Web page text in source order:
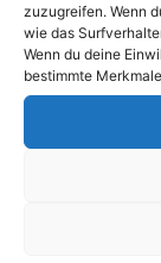
zuzugreifen. Wenn
wie das
Wenn du deine
bestimmteschwule
Jeden
Freunde,